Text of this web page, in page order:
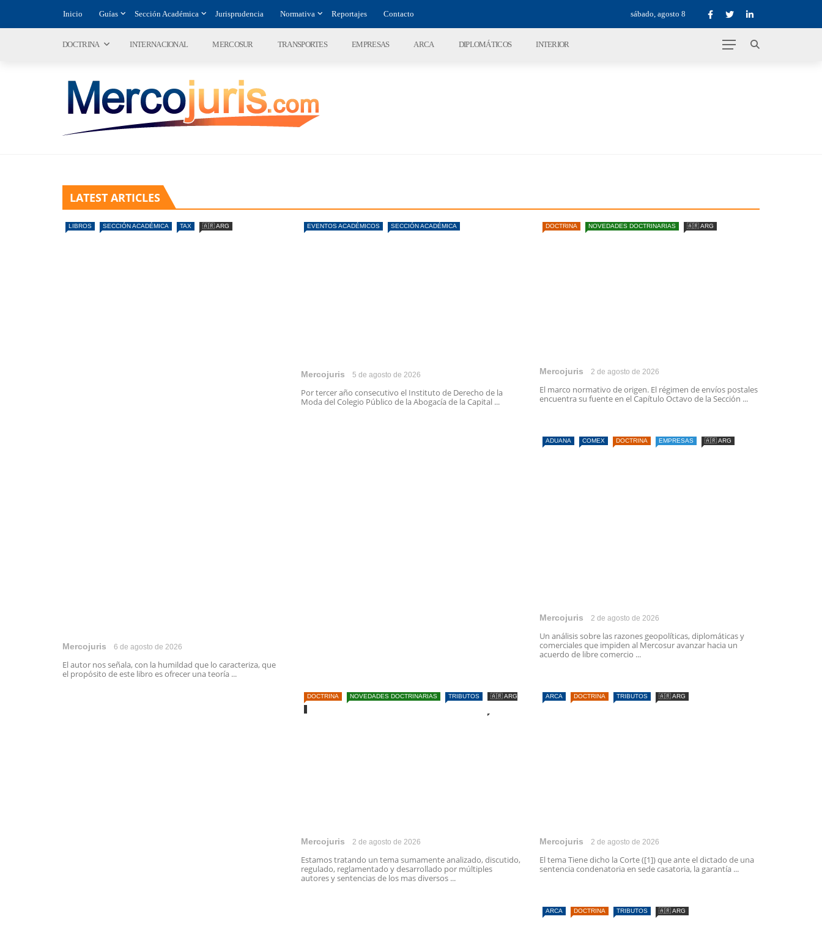
Inicio Guías Sección Académica Jurisprudencia Normativa Reportajes Contacto sábado, agosto 8
DOCTRINA INTERNACIONAL MERCOSUR TRANSPORTES EMPRESAS ARCA DIPLOMÁTICOS INTERIOR
LATEST ARTICLES
LIBROS SECCIÓN ACADÉMICA TAX 🇦🇷 ARG
Mercojuris 6 de agosto de 2026
El autor nos señala, con la humildad que lo caracteriza, que
el propósito de este libro es ofrecer una teoría ...
EVENTOS ACADÉMICOS SECCIÓN ACADÉMICA
Mercojuris 5 de agosto de 2026
Por tercer año consecutivo el Instituto de Derecho de la
Moda del Colegio Público de la Abogacía de la Capital ...
DOCTRINA NOVEDADES DOCTRINARIAS 🇦🇷 ARG
Mercojuris 2 de agosto de 2026
El marco normativo de origen. El régimen de envíos postales
encuentra su fuente en el Capítulo Octavo de la Sección ...
ADUANA COMEX DOCTRINA EMPRESAS 🇦🇷 ARG
Mercojuris 2 de agosto de 2026
Un análisis sobre las razones geopolíticas, diplomáticas y
comerciales que impiden al Mercosur avanzar hacia un
acuerdo de libre comercio ...
DOCTRINA NOVEDADES DOCTRINARIAS TRIBUTOS 🇦🇷 ARG
Mercojuris 2 de agosto de 2026
Estamos tratando un tema sumamente analizado, discutido,
regulado, reglamentado y desarrollado por múltiples
autores y sentencias de los mas diversos ...
ARCA DOCTRINA TRIBUTOS 🇦🇷 ARG
Mercojuris 2 de agosto de 2026
El tema Tiene dicho la Corte ([1]) que ante el dictado de una
sentencia condenatoria en sede casatoria, la garantía ...
ARCA DOCTRINA TRIBUTOS 🇦🇷 ARG